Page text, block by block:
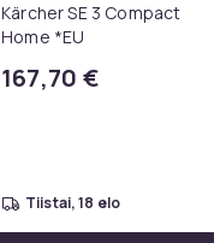
Kärcher SE 3 Compact
Home *EU
167,70 €
tiistai, 18 elo